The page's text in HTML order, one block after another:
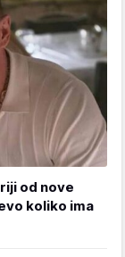
od nove
koliko ima